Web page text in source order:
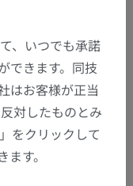
位構造がありま
、いつでも承諾
できます。同技
はお客様が正当
対したものとみ
をクリックして
す。